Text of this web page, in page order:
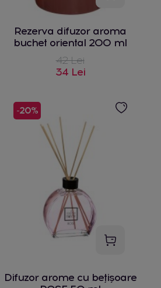
Rezerva difuzor aroma
buchet oriental 200 ml
42 Lei
34 Lei
-20%
Difuzor arome cu bețișoare